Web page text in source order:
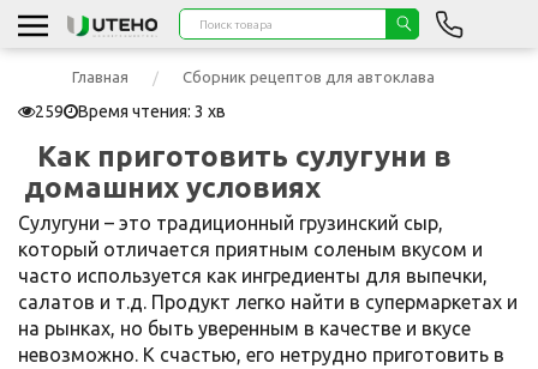
Главная Сборник рецептов для автоклава
259 Время чтения: 3 хв
Как приготовить сулугуни в
домашних условиях
Сулугуни – это традиционный грузинский сыр,
который отличается приятным соленым вкусом и
часто используется как ингредиенты для выпечки,
салатов и т.д. Продукт легко найти в супермаркетах и
на рынках, но быть уверенным в качестве и вкусе
невозможно. К счастью, его нетрудно приготовить в